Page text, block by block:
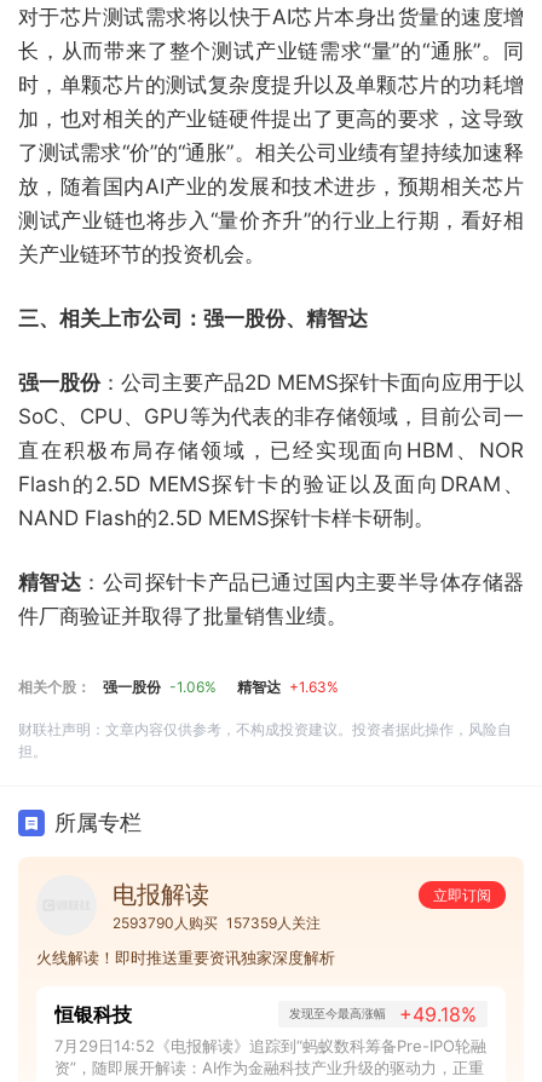
对于芯片测试需求将以快于AI芯片本身出货量的速度增
长，从而带来了整个测试产业链需求“量”的“通胀”。同
时，单颗芯片的测试复杂度提升以及单颗芯片的功耗增
加，也对相关的产业链硬件提出了更高的要求，这导致
了测试需求“价”的“通胀”。相关公司业绩有望持续加速释
放，随着国内AI产业的发展和技术进步，预期相关芯片
测试产业链也将步入“量价齐升”的行业上行期，看好相
关产业链环节的投资机会。
三、相关上市公司：强一股份、精智达
强一股份：公司主要产品2D MEMS探针卡面向应用于以
SoC、CPU、GPU等为代表的非存储领域，目前公司一
直在积极布局存储领域，已经实现面向HBM、NOR
Flash的2.5D MEMS探针卡的验证以及面向DRAM、
NAND Flash的2.5D MEMS探针卡样卡研制。
精智达 ：公司探针卡产品已通过国内主要半导体存储器
件厂商验证并取得了批量销售业绩。
相关个股： 强一股份 -1.06% 精智达 +1.63%
财联社声明：文章内容仅供参考，不构成投资建议。投资者据此操作，风险自
担。
所属专栏
电报解读
立即订阅
2593790人购买 157359人关注
火线解读！即时推送重要资讯独家深度解析
恒银科技 发现至今最高涨幅 +49.18%
7月29日14:52《电报解读》追踪到“蚂蚁数科筹备Pre-IPO轮融
资”，随即展开解读：AI作为金融科技产业升级的驱动力，正重